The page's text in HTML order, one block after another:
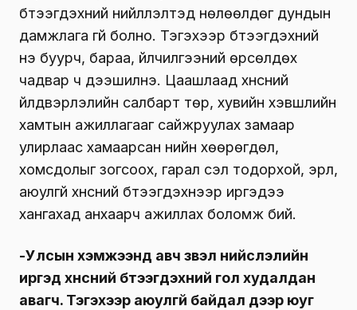
бүтээгдэхүүний нийлүүлэлтэд нөлөөлдөг дундын
дамжлага үгүй болно. Тэгэхээр бүтээгдэхүүний
үнэ буурч, бараа, үйлчилгээний өрсөлдөх
чадвар ч дээшилнэ. Цаашлаад хүнсний
үйлдвэрлэлийн салбарт төр, хувийн хэвшлийн
хамтын ажиллагааг сайжруулах замаар
улирлаас хамаарсан үнийн хөөрөгдөл,
хомсдолыг зогсоох, гарал үүсэл тодорхой, эрүүл,
аюулгүй хүнсний бүтээгдэхүүнээр иргэдээ
хангахад анхаарч ажиллах боломж бий.
-Улсын хэмжээнд авч үзвэл нийслэлийн
иргэд хүнсний бүтээгдэхүүний гол худалдан
авагч. Тэгэхээр аюулгүй байдал дээр юуг